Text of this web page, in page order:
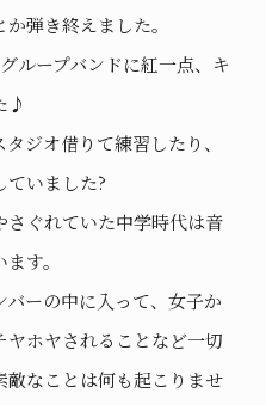
弾き終えました。
ループバンドに紅一点、キ
♪
ジオ借りて練習したり、
ていました?
ぐれていた中学時代は音
す。
ーの中に入って、女子か
ヤホヤされることなど一切
なことは何も起こりませ